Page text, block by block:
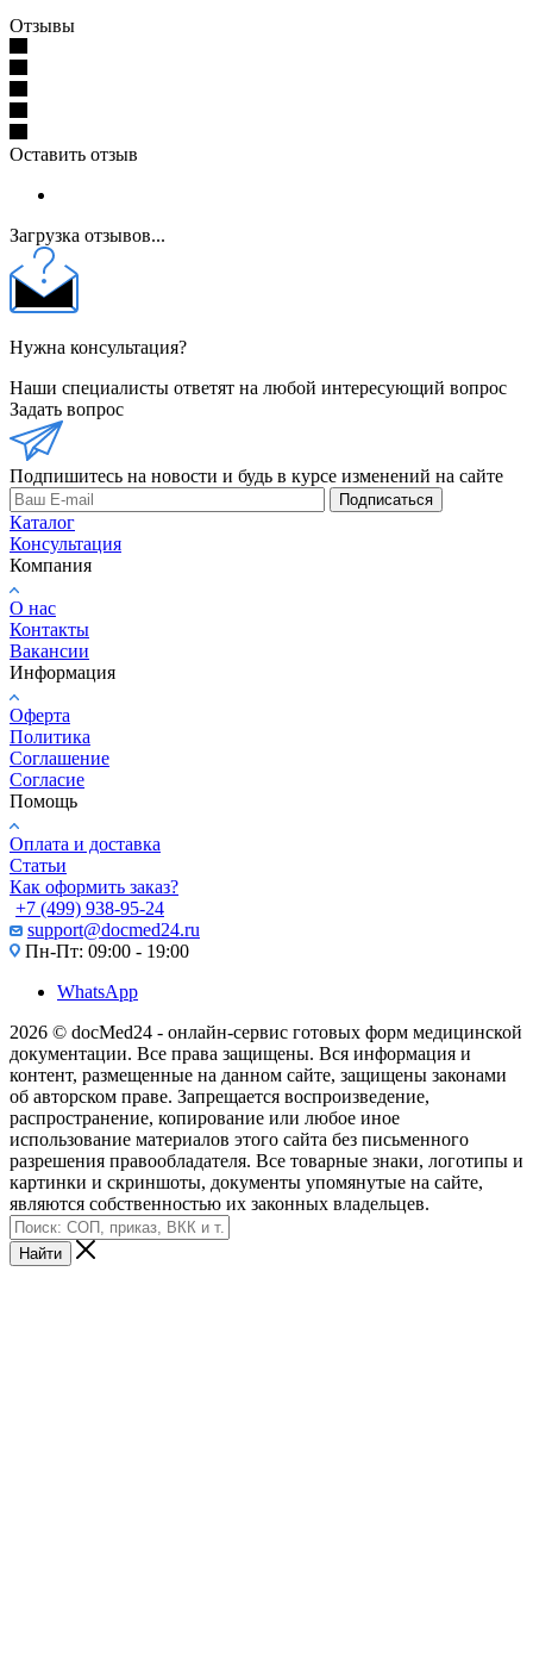
Отзывы
Оставить отзыв
Загрузка отзывов...
Нужна консультация?
Наши специалисты ответят на любой интересующий вопрос
Задать вопрос
Подпишитесь на новости и будь в курсе изменений на сайте
Подписаться
Каталог
Консультация
Компания
О нас
Контакты
Вакансии
Информация
Оферта
Политика
Соглашение
Согласие
Помощь
Оплата и доставка
Статьи
Как оформить заказ?
+7 (499) 938-95-24
support@docmed24.ru
Пн-Пт: 09:00 - 19:00
WhatsApp
2026 © docMed24 - онлайн-сервис готовых форм медицинской
документации. Все права защищены. Вся информация и
контент, размещенные на данном сайте, защищены законами
об авторском праве. Запрещается воспроизведение,
распространение, копирование или любое иное
использование материалов этого сайта без письменного
разрешения правообладателя. Все товарные знаки, логотипы и
картинки и скриншоты, документы упомянутые на сайте,
являются собственностью их законных владельцев.
Найти